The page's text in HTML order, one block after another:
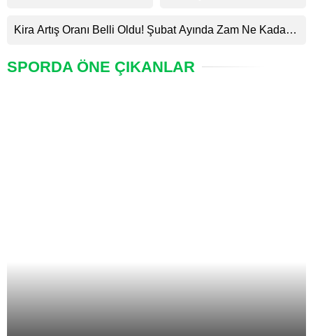
Ödemesiz
Açıklandı
Kira Artış Oranı Belli Oldu! Şubat Ayında Zam Ne Kadar
SPORDA ÖNE ÇIKANLAR